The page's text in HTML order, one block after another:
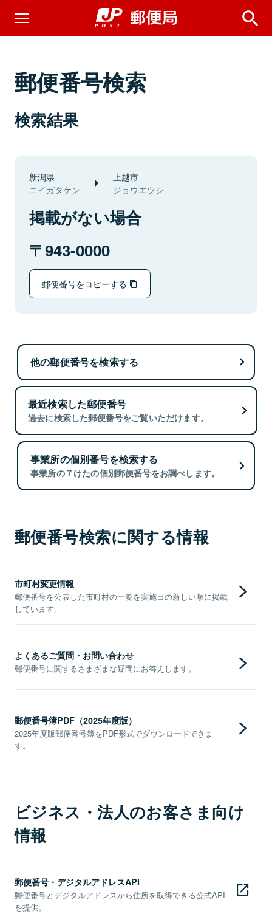
郵便番号検索
検索結果
新潟県
ニイガタケン
上越市
ジョウエツシ
掲載がない場合
943-0000
郵便番号をコピーする
他の郵便番号を検索する
最近検索した郵便番号
過去に検索した郵便番号をご覧いただけます。
事業所の個別番号を検索する
事業所の７けたの個別郵便番号をお調べします。
郵便番号検索に関する情報
市町村変更情報
郵便番号を公表した市町村の一覧を実施日の新しい順に掲載
しています。
よくあるご質問・お問い合わせ
郵便番号に関するさまざまな疑問にお答えします。
郵便番号簿PDF（2025年度版）
2025年度版郵便番号簿をPDF形式でダウンロードできま
す。
ビジネス・法人のお客さま向け
情報
郵便番号・デジタルアドレスAPI
郵便番号とデジタルアドレスから住所を取得できる公式API
を提供。